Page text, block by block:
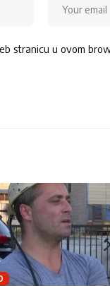
stranicu u ovom